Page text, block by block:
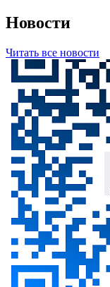
Новости
Читать все новости